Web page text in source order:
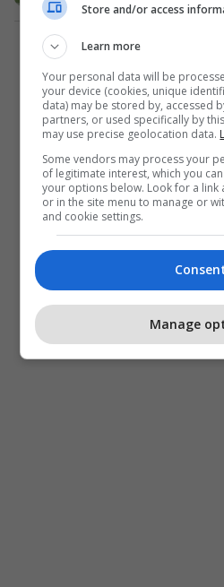
Store and/or access
Learn more
Your personal data will be
your device (cookies, unique
data) may be stored by, accessed
partners, or used specifically by
may use precise geolocation data.
Some vendors may process your
of legitimate interest, which you
your options below. Look for a link
or in the site menu to manage or
and cookie settings.
Manage